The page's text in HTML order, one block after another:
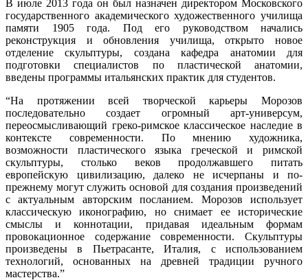
В июле 2013 года он был назначен директором Московского
государственного академического художественного училища
памяти 1905 года. Под его руководством начались
реконструкция и обновления училища, открыто новое
отделение скульптуры, создана кафедра анатомии для
подготовки специалистов по пластической анатомии,
введены программы итальянских практик для студентов.
“На протяжении всей творческой карьеры Морозов
последовательно создает огромный арт-универсум,
переосмысливающий греко-римское классическое наследие в
контексте современности. По мнению художника,
возможности пластического языка греческой и римской
скульптуры, столько веков продолжавшего питать
европейскую цивилизацию, далеко не исчерпаны и по-
прежнему могут служить основой для создания произведений
с актуальным авторским посланием. Морозов использует
классическую иконографию, но снимает ее исторические
смыслы и коннотации, придавая идеальным формам
провокационное содержание современности. Скульптуры
произведены в Пьетрасанте, Италия, с использованием
технологий, основанных на древней традиции ручного
мастерства.”